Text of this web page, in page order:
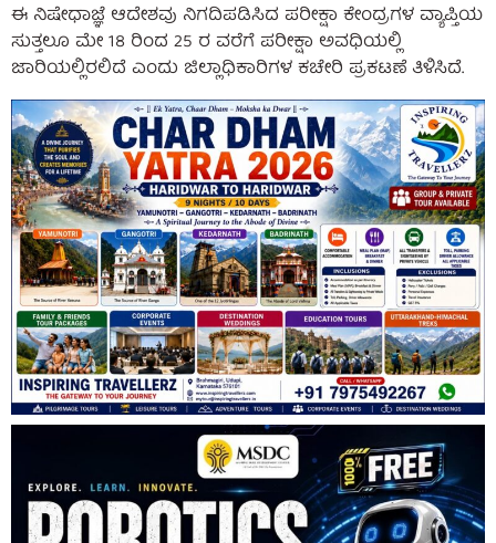
ಈ ನಿಷೇಧಾಜ್ಞೆ ಆದೇಶವು ನಿಗದಿಪಡಿಸಿದ ಪರೀಕ್ಷಾ ಕೇಂದ್ರಗಳ ವ್ಯಾಪ್ತಿಯ
ಸುತ್ತಲೂ ಮೇ 18 ರಿಂದ 25 ರ ವರೆಗೆ ಪರೀಕ್ಷಾ ಅವಧಿಯಲ್ಲಿ
ಜಾರಿಯಲ್ಲಿರಲಿದೆ ಎಂದು ಜಿಲ್ಲಾಧಿಕಾರಿಗಳ ಕಚೇರಿ ಪ್ರಕಟಣೆ ತಿಳಿಸಿದೆ.